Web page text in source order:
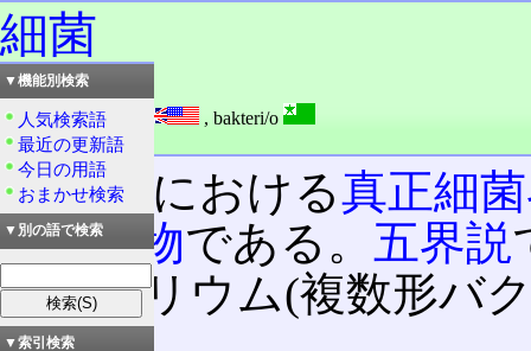
細菌
読み：さいきん
外語：bacterium , bakteri/o
品詞：名詞
六界説 における真正細
原核生物である。 五界説
バクテリウム(複数形バ
▼機能別検索
人気検索語
最近の更新語
今日の用語
おまかせ検索
▼別の語で検索
▼索引検索